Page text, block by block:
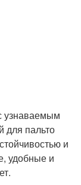
узнаваемым
для пальто
и
удобные и